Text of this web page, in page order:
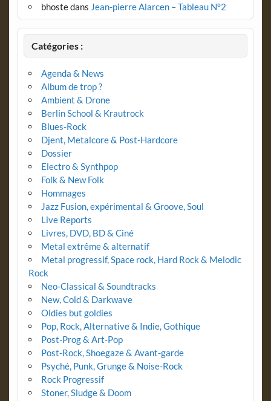
bhostedans Jean-pierre Alarcen – Tableau N°2
Catégories :
Agenda & News
Album de trop ?
Ambient & Drone
Berlin School & Krautrock
Blues-Rock
Djent, Metalcore & Post-Hardcore
Dossier
Electro & Synthpop
Folk & New Folk
Hommages
Jazz Fusion, expérimental & Groove, Soul
Live Reports
Livres, DVD, BD & Ciné
Metal extrême & alternatif
Metal progressif, Space rock, Hard Rock & Melodic
Rock
Neo-Classical & Soundtracks
New, Cold & Darkwave
Oldies but goldies
Pop, Rock, Alternative & Indie, Gothique
Post-Prog & Art-Pop
Post-Rock, Shoegaze & Avant-garde
Psyché, Punk, Grunge & Noise-Rock
Rock Progressif
Stoner, Sludge & Doom